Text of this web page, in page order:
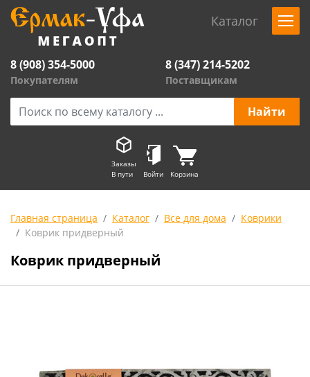
Каталог
8 (908) 354-5000
Покупателям
8 (347) 214-5202
Поставщикам
Заказы
В пути
Войти Корзина
Главная страница Каталог Все для дома
Коврики
Коврик придверный
Коврик придверный